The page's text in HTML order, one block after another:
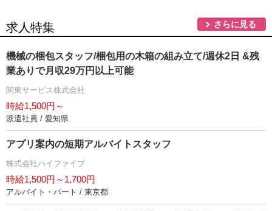
求人特集 さらに見る
機械の梱包スタッフ/梱包用の木箱の組み立て/週休2日 &残
業ありで月収29万円以上可能
関東サービス株式会社
時給1,500円～
派遣社員 / 愛知県
アプリ案内の短期アルバイトスタッフ
株式会社ハイファイブ
時給1,500円～1,700円
アルバイト・パート / 東京都